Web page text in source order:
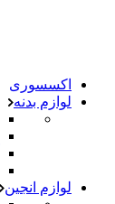
اکسسوری
لوازم بدنه
لوازم انجین